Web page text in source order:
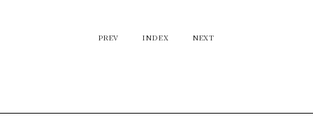
PREV INDEX NEXT